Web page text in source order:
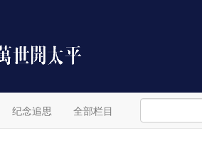
纪念追思 全部栏目